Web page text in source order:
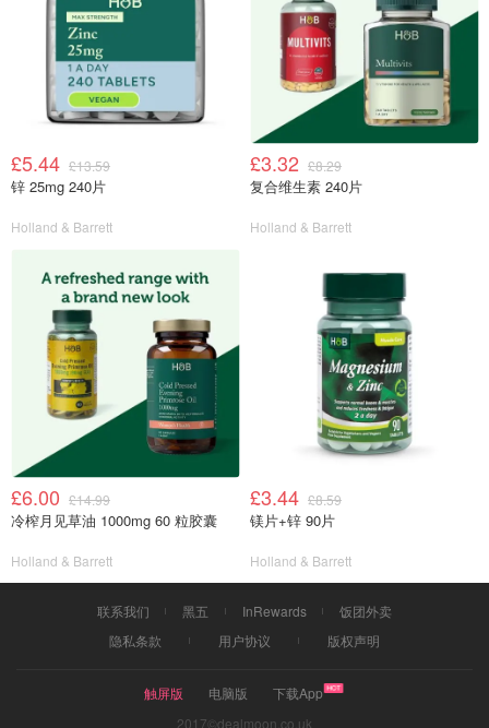
£5.44 £13.59
锌 25mg 240片
Holland & Barrett
£3.32 £8.29
复合维生素 240片
Holland & Barrett
£6.00 £14.99
冷榨月见草油 1000mg 60 粒胶囊
Holland & Barrett
£3.44 £8.59
镁片+锌 90片
Holland & Barrett
联系我们 黑五 InRewards
饭团外卖
隐私条款
用户协议 版权声明
触屏版 电脑版
下载App
2017©dealmoon.co.uk